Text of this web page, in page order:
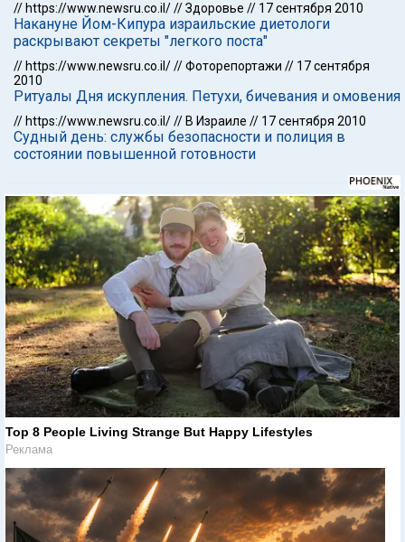
// https://www.newsru.co.il///Здоровье // 17 сентября 2010
Накануне Йом-Кипура израильские диетологи
раскрывают секреты "легкого поста"
// https://www.newsru.co.il///Фоторепортажи // 17 сентября
2010
Ритуалы Дня искупления. Петухи, бичевания и омовения
// https://www.newsru.co.il/// В Израиле // 17 сентября 2010
Судный день: службы безопасности и полиция в
состоянии повышенной готовности
Top 8 People Living Strange But Happy Lifestyles
Реклама